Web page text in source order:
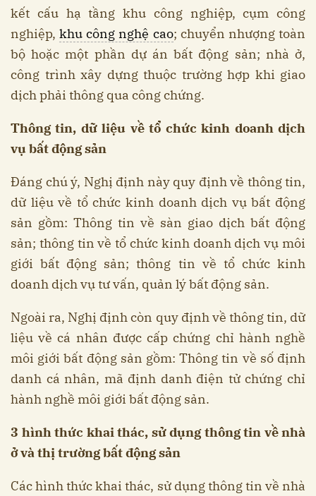
kết cấu hạ tầng khu công nghiệp, cụm công
nghiệp,khu công nghệ cao; chuyển nhượng toàn
bộ hoặc một phần dự án bất động sản; nhà ở,
công trình xây dựng thuộc trường hợp khi giao
dịch phải thông qua công chứng.
Thông tin, dữ liệu về tổ chức kinh doanh dịch
vụ bất động sản
Đáng chú ý, Nghị định này quy định về thông tin,
dữ liệu về tổ chức kinh doanh dịch vụ bất động
sản gồm: Thông tin về sàn giao dịch bất động
sản; thông tin về tổ chức kinh doanh dịch vụ môi
giới bất động sản; thông tin về tổ chức kinh
doanh dịch vụ tư vấn, quản lý bất động sản.
Ngoài ra, Nghị định còn quy định về thông tin, dữ
liệu về cá nhân được cấp chứng chỉ hành nghề
môi giới bất động sản gồm: Thông tin về số định
danh cá nhân, mã định danh điện tử chứng chỉ
hành nghề môi giới bất động sản.
3 hình thức khai thác, sử dụng thông tin về nhà
ở và thị trường bất động sản
Các hình thức khai thác, sử dụng thông tin về nhà